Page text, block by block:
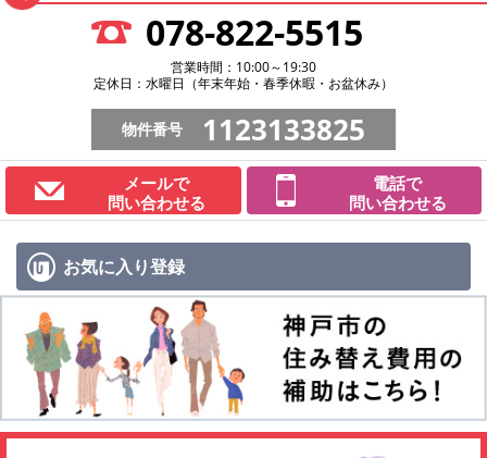
078-822-5515
営業時間：10:00～19:30
定休日：水曜日（年末年始・春季休暇・お盆休み）
物件番号 1123133825
メールで
問い合わせる
電話で
問い合わせる
お気に入り登録